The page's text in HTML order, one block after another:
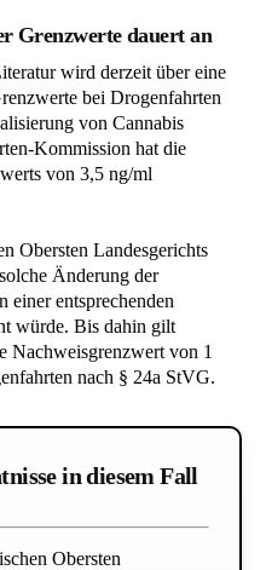
Grenzwerte dauert an
wird derzeit über eine
bei Drogenfahrten
von Cannabis
Kommission hat die
von 3,5 ng/ml
Obersten Landesgerichts
Änderung der
einer entsprechenden
würde. Bis dahin gilt
Nachweisgrenzwert von 1
nach § 24a StVG.
in diesem Fall
Obersten